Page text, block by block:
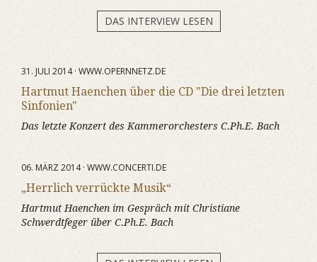
DAS INTERVIEW LESEN
31. JULI 2014 · WWW.OPERNNETZ.DE
Hartmut Haenchen über die CD "Die drei letzten
Sinfonien"
Das letzte Konzert des Kammerorchesters C.Ph.E. Bach
06. MÄRZ 2014 · WWW.CONCERTI.DE
„Herrlich verrückte Musik“
Hartmut Haenchen im Gespräch mit Christiane
Schwerdtfeger über C.Ph.E. Bach